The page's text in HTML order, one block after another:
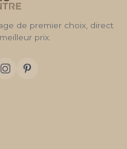
de premier choix, direct
prix.